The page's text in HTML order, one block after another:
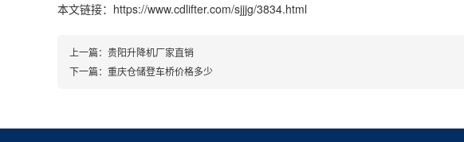
本文链接：https://www.cdlifter.com/sjjjg/3834.html
上一篇： 贵阳升降机厂家直销
下一篇： 重庆仓储登车桥价格多少